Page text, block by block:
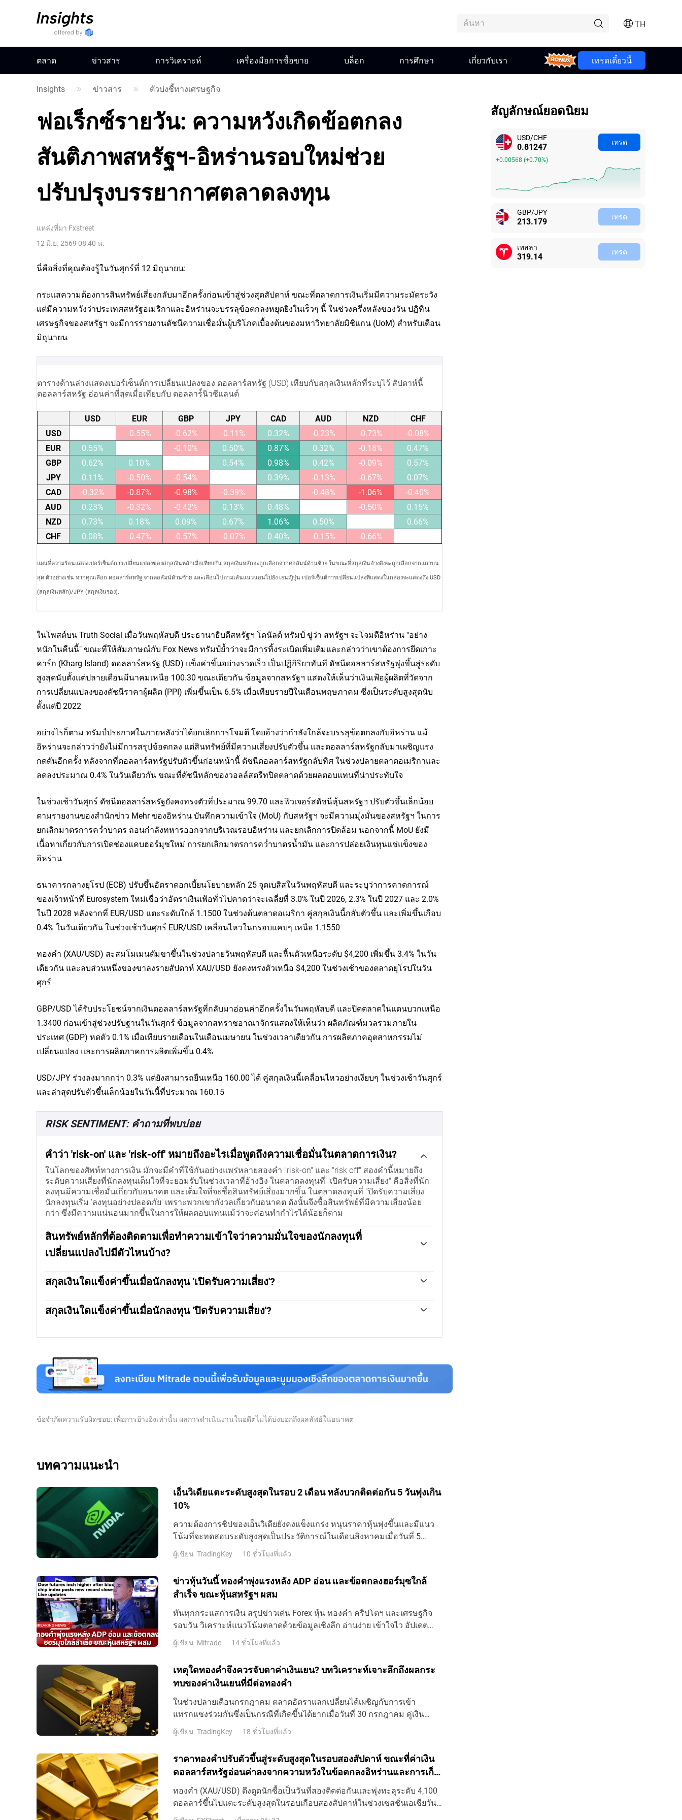
TH
ตลาด ข่าวสาร การวิเคราะห์ เครื่องมือการซื้อขาย บล็อก การศึกษา เกี่ยวกับเรา Bonus เทรดเดี๋ยวนี้
Insights ข่าวสาร ตัวบ่งชี้ทางเศรษฐกิจ
ฟอเร็กซ์รายวัน: ความหวังเกิดข้อตกลง
สันติภาพสหรัฐฯ-อิหร่านรอบใหม่ช่วย
ปรับปรุงบรรยากาศตลาดลงทุน
แหล่งที่มา Fxstreet
12 มิ.ย. 2569 08:40 น.
นี่คือสิ่งที่คุณต้องรู้ในวันศุกร์ที่ 12 มิถุนายน:
กระแสความต้องการสินทรัพย์เสี่ยงกลับมาอีกครั้งก่อนเข้าสู่ช่วงสุดสัปดาห์ ขณะที่ตลาดการเงินเริ่มมีความระมัดระวัง
แต่มีความหวังว่าประเทศสหรัฐอเมริกาและอิหร่านจะบรรลุข้อตกลงหยุดยิงในเร็วๆ นี้ ในช่วงครึ่งหลังของวัน ปฏิทิน
เศรษฐกิจของสหรัฐฯ จะมีการรายงานดัชนีความเชื่อมั่นผู้บริโภคเบื้องต้นของมหาวิทยาลัยมิชิแกน (UoM) สำหรับเดือน
มิถุนายน
ตารางด้านล่างแสดงเปอร์เซ็นต์การเปลี่ยนแปลงของ ดอลลาร์สหรัฐ (USD) เทียบกับสกุลเงินหลักที่ระบุไว้ สัปดาห์นี้
ดอลลาร์สหรัฐ อ่อนค่าที่สุดเมื่อเทียบกับ ดอลลาร์์นิวซีแลนด์
USD EUR GBP JPY CAD AUD NZD
CHF
USD
-0.55% -0.62% -0.11% 0.32% -0.23% -0.73%
-0.08%
EUR
0.55% -0.10% 0.50% 0.87% 0.32% -0.18%
0.47%
GBP
0.62% 0.10% 0.54% 0.98% 0.42% -0.09%
0.57%
JPY
0.11% -0.50% -0.54% 0.39% -0.13% -0.67%
0.07%
CAD
-0.32% -0.87% -0.98% -0.39% -0.48% -1.06%
-0.40%
AUD
0.23% -0.32% -0.42% 0.13% 0.48% -0.50%
0.15%
NZD
0.73% 0.18% 0.09% 0.67% 1.06% 0.50%
0.66%
CHF
0.08% -0.47% -0.57% -0.07% 0.40% -0.15% -0.66%
แผนที่ความร้อนแสดงเปอร์เซ็นต์การเปลี่ยนแปลงของสกุลเงินหลักเมื่อเทียบกัน สกุลเงินหลักจะถูกเลือกจากคอลัมน์ด้านซ้าย ในขณะที่สกุลเงินอ้างอิงจะถูกเลือกจากแถวบน
สุด ตัวอย่างเช่น หากคุณเลือก ดอลลาร์สหรัฐ จากคอลัมน์ด้านซ้าย และเลื่อนไปตามเส้นแนวนอนไปยัง เยนญี่ปุ่น เปอร์เซ็นต์การเปลี่ยนแปลงที่แสดงในกล่องจะแสดงถึง USD
(สกุลเงินหลัก)/JPY (สกุลเงินรอง).
ในโพสต์บน Truth Social เมื่อวันพฤหัสบดี ประธานาธิบดีสหรัฐฯ โดนัลด์ ทรัมป์ ขู่ว่า สหรัฐฯ จะโจมตีอิหร่าน "อย่าง
หนักในคืนนี้" ขณะที่ให้สัมภาษณ์กับ Fox News ทรัมป์ย้ำว่าจะมีการทิ้งระเบิดเพิ่มเติมและกล่าวว่าเขาต้องการยึดเกาะ
คาร์ก (Kharg Island) ดอลลาร์สหรัฐ (USD) แข็งค่าขึ้นอย่างรวดเร็ว เป็นปฏิกิริยาทันที ดัชนีดอลลาร์สหรัฐพุ่งขึ้นสู่ระดับ
สูงสุดนับตั้งแต่ปลายเดือนมีนาคมเหนือ 100.30 ขณะเดียวกัน ข้อมูลจากสหรัฐฯ แสดงให้เห็นว่าเงินเฟ้อผู้ผลิตที่วัดจาก
การเปลี่ยนแปลงของดัชนีราคาผู้ผลิต (PPI) เพิ่มขึ้นเป็น 6.5% เมื่อเทียบรายปีในเดือนพฤษภาคม ซึ่งเป็นระดับสูงสุดนับ
ตั้งแต่ปี 2022
อย่างไรก็ตาม ทรัมป์ประกาศในภายหลังว่าได้ยกเลิกการโจมตี โดยอ้างว่ากำลังใกล้จะบรรลุข้อตกลงกับอิหร่าน แม้
อิหร่านจะกล่าวว่ายังไม่มีการสรุปข้อตกลง แต่สินทรัพย์ที่มีความเสี่ยงปรับตัวขึ้น และดอลลาร์สหรัฐกลับมาเผชิญแรง
กดดันอีกครั้ง หลังจากที่ดอลลาร์สหรัฐปรับตัวขึ้นก่อนหน้านี้ ดัชนีดอลลาร์สหรัฐกลับทิศ ในช่วงปลายตลาดอเมริกาและ
ลดลงประมาณ 0.4% ในวันเดียวกัน ขณะที่ดัชนีหลักของวอลล์สตรีทปิดตลาดด้วยผลตอบแทนที่น่าประทับใจ
ในช่วงเช้าวันศุกร์ ดัชนีดอลลาร์สหรัฐยังคงทรงตัวที่ประมาณ 99.70 และฟิวเจอร์สดัชนีหุ้นสหรัฐฯ ปรับตัวขึ้นเล็กน้อย
ตามรายงานของสำนักข่าว Mehr ของอิหร่าน บันทึกความเข้าใจ (MoU) กับสหรัฐฯ จะมีความมุ่งมั่นของสหรัฐฯ ในการ
ยกเลิกมาตรการคว่ำบาตร ถอนกำลังทหารออกจากบริเวณรอบอิหร่าน และยกเลิกการปิดล้อม นอกจากนี้ MoU ยังมี
เนื้อหาเกี่ยวกับการเปิดช่องแคบฮอร์มุซใหม่ การยกเลิกมาตรการคว่ำบาตรน้ำมัน และการปล่อยเงินทุนแช่แข็งของ
อิหร่าน
ธนาคารกลางยุโรป (ECB) ปรับขึ้นอัตราดอกเบี้ยนโยบายหลัก 25 จุดเบสิสในวันพฤหัสบดี และระบุว่าการคาดการณ์
ของเจ้าหน้าที่ Eurosystem ใหม่เชื่อว่าอัตราเงินเฟ้อทั่วไปคาดว่าจะเฉลี่ยที่ 3.0% ในปี 2026, 2.3% ในปี 2027 และ 2.0%
ในปี 2028 หลังจากที่ EUR/USD แตะระดับใกล้ 1.1500 ในช่วงต้นตลาดอเมริกา คู่สกุลเงินนี้กลับตัวขึ้น และเพิ่มขึ้นเกือบ
0.4% ในวันเดียวกัน ในช่วงเช้าวันศุกร์ EUR/USD เคลื่อนไหวในกรอบแคบๆ เหนือ 1.1550
ทองคำ (XAU/USD) สะสมโมเมนตัมขาขึ้นในช่วงปลายวันพฤหัสบดี และฟื้นตัวเหนือระดับ $4,200 เพิ่มขึ้น 3.4% ในวัน
เดียวกัน และลบส่วนหนึ่งของขาลงรายสัปดาห์ XAU/USD ยังคงทรงตัวเหนือ $4,200 ในช่วงเช้าของตลาดยุโรปในวัน
ศุกร์
GBP/USD ได้รับประโยชน์จากเงินดอลลาร์สหรัฐที่กลับมาอ่อนค่าอีกครั้งในวันพฤหัสบดี และปิดตลาดในแดนบวกเหนือ
1.3400 ก่อนเข้าสู่ช่วงปรับฐานในวันศุกร์ ข้อมูลจากสหราชอาณาจักรแสดงให้เห็นว่า ผลิตภัณฑ์มวลรวมภายใน
ประเทศ (GDP) หดตัว 0.1% เมื่อเทียบรายเดือนในเดือนเมษายน ในช่วงเวลาเดียวกัน การผลิตภาคอุตสาหกรรมไม่
เปลี่ยนแปลง และการผลิตภาคการผลิตเพิ่มขึ้น 0.4%
USD/JPY ร่วงลงมากกว่า 0.3% แต่ยังสามารถยืนเหนือ 160.00 ได้ คู่สกุลเงินนี้เคลื่อนไหวอย่างเงียบๆ ในช่วงเช้าวันศุกร์
และล่าสุดปรับตัวขึ้นเล็กน้อยในวันนี้ที่ประมาณ 160.15
RISK SENTIMENT: คำถามที่พบบ่อย
คําว่า 'risk-on' และ 'risk-off' หมายถึงอะไรเมื่อพูดถึงความเชื่อมั่นในตลาดการเงิน?
ในโลกของศัพท์ทางการเงิน มักจะมีคําที่ใช้กันอย่างแพร่หลายสองคํา "risk-on" และ "risk off" สองคำนี้หมายถึง
ระดับความเสี่ยงที่นักลงทุนเต็มใจที่จะยอมรับในช่วงเวลาที่อ้างอิง ในตลาดลงทุนที่ "เปิดรับความเสี่ยง" คือสิ่งที่นัก
ลงทุนมีความเชื่อมั่นเกี่ยวกับอนาคต และเต็มใจที่จะซื้อสินทรัพย์เสี่ยงมากขึ้น ในตลาดลงทุนที่ "ปิดรับความเสี่ยง"
นักลงทุนเริ่ม 'ลงทุนอย่างปลอดภัย' เพราะพวกเขากังวลเกี่ยวกับอนาคต ดังนั้นจึงซื้อสินทรัพย์ที่มีความเสี่ยงน้อย
กว่า ซึ่งมีความแน่นอนมากขึ้นในการให้ผลตอบแทนแม้ว่าจะค่อนทำกำไรได้น้อยก็ตาม
สินทรัพย์หลักที่ต้องติดตามเพื่อทําความเข้าใจว่าความมั่นใจของนักลงทุนที่
เปลี่ยนแปลงไปมีตัวไหนบ้าง?
มูลค่าเพิ่มขึ้นในช่วงเวลานี้เช่นกันเนื่องจากได้รับประโยชน์จากแนวโน้มการเติบโตที่มีมากขึ้น สกุลเงินของ
ประเทศที่เป็นผู้ส่งออกสินค้าโภคภัณฑ์จํานวนมากจะแข็งแกร่งขึ้นเเพราะความต้องการสินค้าโภคภัณฑ์ที่เพิ่มขึ้น
รัฐบาลชื่อดัง ทองคําได้รับความนิยม และสกุลเงินที่ถือได้ว่าเป็นสินทรัพย์สำรองปลอดภัย เช่น เยนญี่ปุ่น ฟรังก์สวิส
สกุลเงินใดแข็งค่าขึ้นเมื่อนักลงทุน 'เปิดรับความเสี่ยง'?
(RUB) และแรนด์แอฟริกาใต้ (ZAR) ล้วนมีแนวโน้มที่จะเพิ่มขึ้นในตลาดที่ "เปิดรับความเสี่ยง" นี่เป็นเพราะเศรษฐกิจ
ของสกุลเงินเหล่านี้พึ่งพาการส่งออกสินค้าโภคภัณฑ์อย่างมากเพื่อการเติบโต และสินค้าโภคภัณฑ์มีแนวโน้มที่จะ
อนาคตเพราะกิจกรรมทางเศรษฐกิจที่เพิ่มขึ้น
สกุลเงินใดแข็งค่าขึ้นเมื่อนักลงทุน 'ปิดรับความเสี่ยง'?
ก์สวิส (CHF) ดอลลาร์สหรัฐเป็นสกุลเงินสํารองของโลกและเพราะในช่วงวิกฤต นักลงทุนจะซื้อหนี้ของรัฐบาล
จะแข็งค่าขึ้นเพราะมีความต้องการพันธบัตรรัฐบาลญี่ปุ่นมากขึ้น สาเหตุนั้นเป็นเพราะนักลงทุนในประเทศที่ถือหุ้น
ด้วยสัดส่วนที่สูงไม่น่าจะทิ้งพันธบัตรเหล่านี้แม้อยู่ในภาวะวิกฤต ฟรังก์สวิสแข็งค่าขึ้นเพราะกฎหมายการธนาคาร
ของสวิสที่เข้มงวดช่วยให้นักลงทุนได้รับการคุ้มครองเงินทุนมากขึ้น
ข้อจำกัดความรับผิดชอบ: เพื่อการอ้างอิงเท่านั้น ผลการดำเนินงานในอดีตไม่ได้บ่งบอกถึงผลลัพธ์ในอนาคต
บทความแนะนำ
เอ็นวิเดียแตะระดับสูงสุดในรอบ 2 เดือน หลังบวกติดต่อกัน 5 วันพุ่งเกิน
10%
ความต้องการชิปของเอ็นวิเดียยังคงแข็งแกร่ง หนุนราคาหุ้นพุ่งขึ้นและมีแนว
โน้มที่จะทดสอบระดับสูงสุดเป็นประวัติการณ์ในเดือนสิงหาคมเมื่อวันที่ 5
สิงหาคม ตามเวลาตะวันออก เอ็นวิเดีย ( NVDA) เผชิญ
ผู้เขียน TradingKey 10 ชั่วโมงที่แล้ว
ข่าวหุ้นวันนี้ ทองคำพุ่งแรงหลัง ADP อ่อน และข้อตกลงฮอร์มุซใกล้
สำเร็จ ขณะหุ้นสหรัฐฯ ผสม
ทันทุกกระแสการเงิน สรุปข่าวเด่น Forex หุ้น ทองคำ คริปโตฯ และเศรษฐกิจ
รอบวัน วิเคราะห์แนวโน้มตลาดด้วยข้อมูลเชิงลึก อ่านง่าย เข้าใจไว อัปเดต
ล่าสุดที่นี่
ผู้เขียน Mitrade 14 ชั่วโมงที่แล้ว
เหตุใดทองคำจึงควรจับตาค่าเงินเยน? บทวิเคราะห์เจาะลึกถึงผลกระ
ทบของค่าเงินเยนที่มีต่อทองคำ
ในช่วงปลายเดือนกรกฎาคม ตลาดอัตราแลกเปลี่ยนได้เผชิญกับการเข้า
แทรกแซงร่วมกันซึ่งเป็นกรณีที่เกิดขึ้นได้ยากเมื่อวันที่ 30 กรกฎาคม คู่เงิน
USD/JPY พุ่งแตะระดับใกล้ 164 ในช่วงหนึ่ง ซึ่งเป็นระดับสูงสุดใหม่นั
ผู้เขียน TradingKey 18 ชั่วโมงที่แล้ว
ราคาทองคําปรับตัวขึ้นสู่ระดับสูงสุดในรอบสองสัปดาห์ ขณะที่ค่าเงิน
ดอลลาร์สหรัฐอ่อนค่าลงจากความหวังในข้อตกลงอิหร่านและการเก็ง
การขึ้นดอกเบี้ยของเฟดที่ลดลง
ทองคํา (XAU/USD) ดึงดูดนักซื้อเป็นวันที่สองติดต่อกันและพุ่งทะลุระดับ 4,100
ดอลลาร์ขึ้นไปแตะระดับสูงสุดในรอบเกือบสองสัปดาห์ในช่วงเซสชั่นเอเชียวัน
พุธ
สัญลักษณ์ยอดนิยม
USD/CHF
0.81250
+0.00571 (+0.71%)
เทรด
GBP/JPY
213.182 เทรด
เทสลา
319.14 เทรด